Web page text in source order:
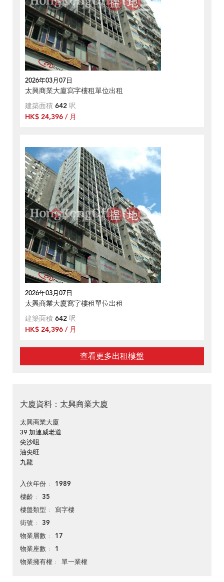
2026年03月07日
太興商業大廈寫字樓租單位出租
建築面積 642 呎
HK$ 24,396 / 月
2026年03月07日
太興商業大廈寫字樓租單位出租
建築面積 642 呎
HK$ 24,396 / 月
查看更多出租樓盤
大廈資料：太興商業大廈
太興商業大廈
39 加連威老道
尖沙咀
油尖旺
九龍
入伙年份 1989
樓齡 35
樓盤類型 寫字樓
街號 39
物業層數 17
物業座數 1
物業擁有權 單一業權